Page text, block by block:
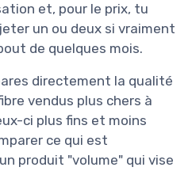
et, pour le prix, tu
un ou deux si vraiment
de quelques mois.
directement la qualité
vendus plus chers à
ci plus fins et moins
ce qui est
produit "volume" qui vise